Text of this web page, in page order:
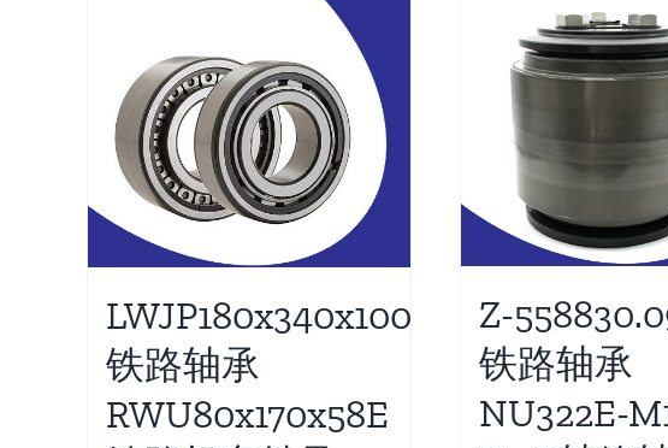
LWJP180x340x100
铁路轴承
RWU80x170x58E
Z-
铁路轴承
NU322E-